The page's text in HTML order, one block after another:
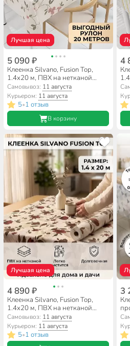
Лучшая цена
5 090 ₽
Клеенка Silvano, Fusion Top,
1.4х20 м, ПВХ на нетканой
основе, JR81767-3
Самовывоз: 11 августа
Курьером: 11 августа
5•1 отзыв
В корзину
4
Лучшая цена
4 890 ₽
Клеенка Silvano, Fusion Top,
1.4х20 м, ПВХ на нетканой
основе, FB8437-5
Самовывоз: 11 августа
Курьером: 11 августа
5•1 отзыв
3